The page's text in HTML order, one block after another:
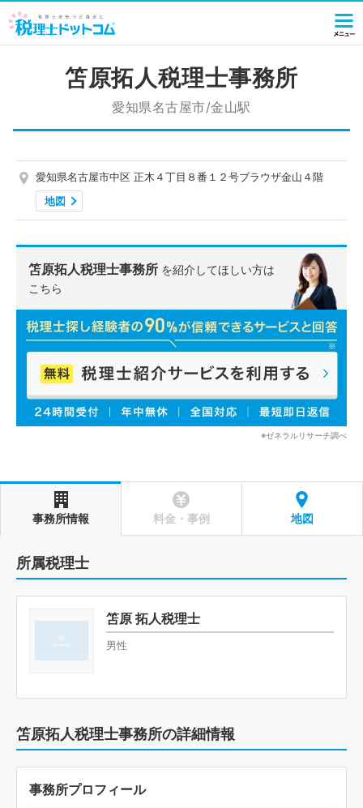
笘原拓人税理士事務所
愛知県名古屋市/金山駅
愛知県名古屋市中区 正木４丁目８番１２号ブラウザ金山４階
地図
笘原拓人税理士事務所 を紹介してほしい方は
こちら
※ゼネラルリサーチ調べ
事務所情報 料金・事例 地図
所属税理士
笘原 拓人税理士
男性
笘原拓人税理士事務所の詳細情報
事務所プロフィール